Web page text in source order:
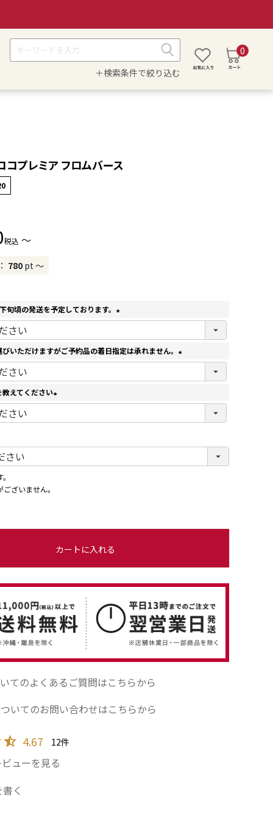
＋検索条件で絞り込む
0
コプレミア フロムバース
税込 〜
780 pt 〜
旬頃の発送を予定しております。
必
須
)
いただけますがご予約品の着日指定は承れません。
必
)
えてください
必
)
ざいません。
カートに入れる
てのよくあるご質問はこちらから
いてのお問い合わせはこちらから
4.67 12
ューを見る
く